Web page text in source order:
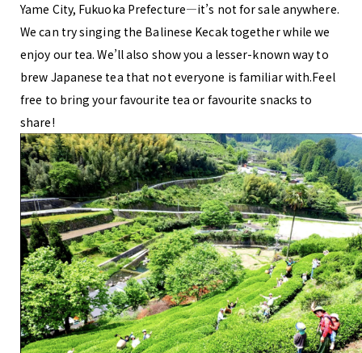
Yame City, Fukuoka Prefecture—it’s not for sale anywhere.
We can try singing the Balinese Kecak together while we
enjoy our tea. We’ll also show you a lesser-known way to
brew Japanese tea that not everyone is familiar with.Feel
free to bring your favourite tea or favourite snacks to
share!